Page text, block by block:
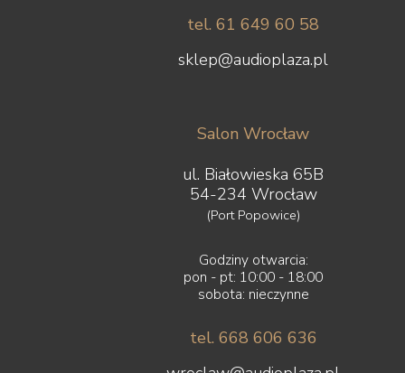
tel. 61 649 60 58
sklep@audioplaza.pl
Salon Wrocław
ul. Białowieska 65B
54-234 Wrocław
(Port Popowice)
Godziny otwarcia:
pon - pt: 10:00 - 18:00
sobota: nieczynne
tel. 668 606 636